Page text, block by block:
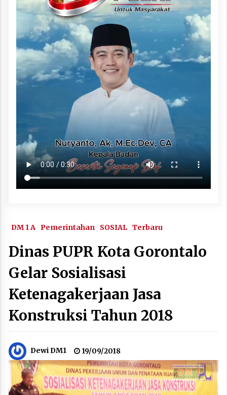
DM 1 A Pemerintahan SOSIAL Terbaru
Dinas PUPR Kota Gorontalo
Gelar Sosialisasi
Ketenagakerjaan Jasa
Konstruksi Tahun 2018
Dewi DM1 19/09/2018